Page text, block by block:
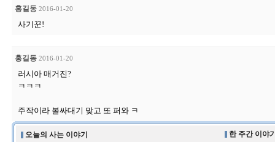
홍길동 2016-01-20
사기꾼!
홍길동 2016-01-20
러시아 매거진?
ㅋㅋㅋ
주작이라 볼싸대기 맞고 또 퍼와 ㅋ
오늘의 사는 이야기 한 주간 이야